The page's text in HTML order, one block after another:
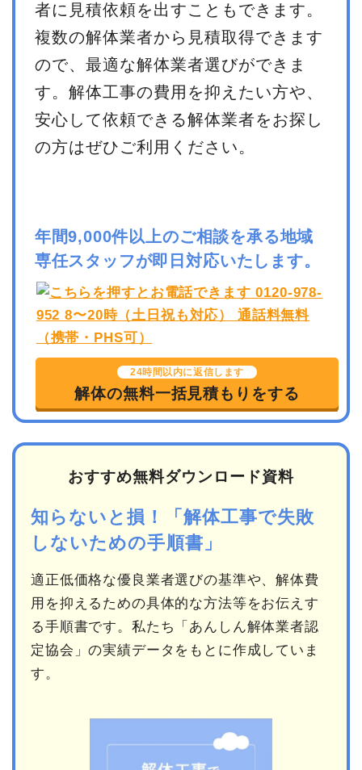
者に見積依頼を出すこともできます。
複数の解体業者から見積取得できます
ので、最適な解体業者選びができま
す。解体工事の費用を抑えたい方や、
安心して依頼できる解体業者をお探し
の方はぜひご利用ください。
年間9,000件以上のご相談を承る地域
専任スタッフが即日対応いたします。
24時間以内に返信します
解体の無料一括見積もりをする
おすすめ無料ダウンロード資料
知らないと損！「解体工事で失敗
しないための手順書」
適正低価格な優良業者選びの基準や、解体費
用を抑えるための具体的な方法等をお伝えす
る手順書です。私たち「あんしん解体業者認
定協会」の実績データをもとに作成していま
す。